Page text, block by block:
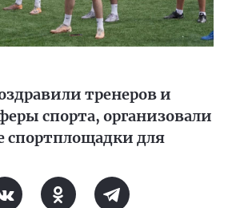
тренеров и
спорта, организовали
спортплощадки для